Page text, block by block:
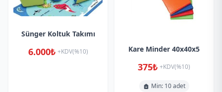
Sünger Koltuk Takımı
6.000₺ +KDV(%10) Kare Minder 40x40x5
375₺ +KDV(%10)
Min: 10 adet